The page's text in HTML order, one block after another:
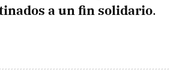
a un fin solidario.